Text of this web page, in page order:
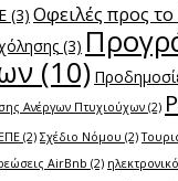
(3) Οφειλές προς
(3)
(10)
Ανέργων Πτυχιούχων (2)
(2) Σχέδιο Νόμου (2)
AirBnb (2)